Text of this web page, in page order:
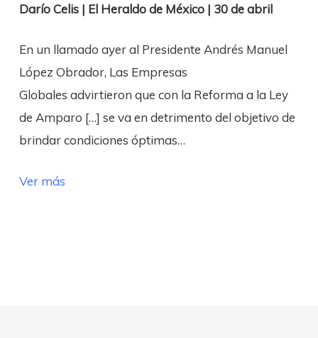
Darío Celis | El Heraldo de México | 30 de abril
En un llamado ayer al Presidente Andrés Manuel
López Obrador, Las Empresas
Globales advirtieron que con la Reforma a la Ley
de Amparo […] se va en detrimento del objetivo de
brindar condiciones óptimas…
Ver más